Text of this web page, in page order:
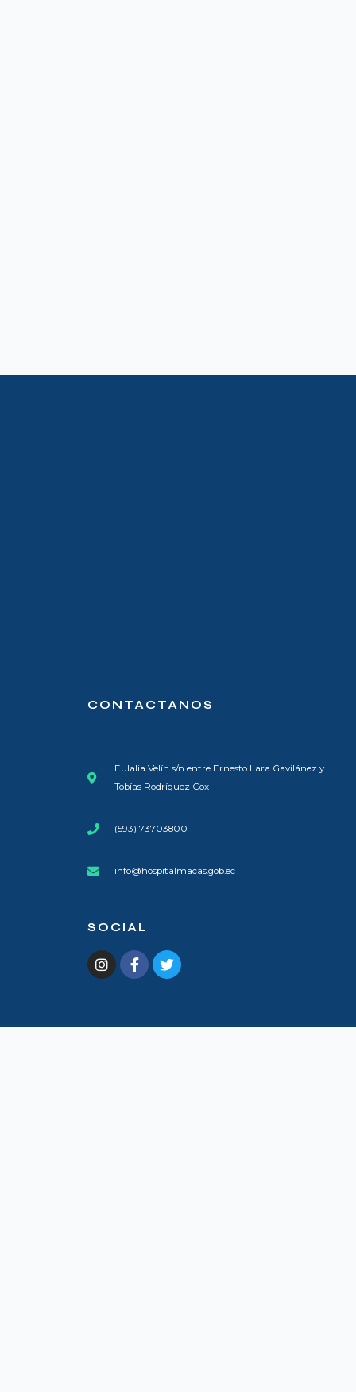
CONTACTANOS
Eulalia Velín s/n entre Ernesto Lara Gavilánez y
Tobías Rodríguez Cox
(593) 73703800​
info@hospitalmacas.gob.ec
SOCIAL